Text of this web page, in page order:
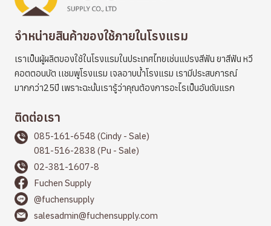
จำหน่ายสินค้าของใช้ภายในโรงแรม
เราเป็นผู้ผลิตของใช้ในโรงแรมในประเทศไทยเช่นแปรงสีฟัน ยาสีฟัน หวี
คอตตอนบัต เเชมพูโรงแรม เจลอาบน้ำโรงแรม เรามีประสบการณ์
มากกว่า25ปี เพราะฉะนั้นเรารู้ว่าคุณต้องการอะไรเป็นอันดับแรก
ติดต่อเรา
085-161-6548 (Cindy - Sale)
081-516-2838 (Pu - Sale)
02-381-1607-8
Fuchen Supply
@fuchensupply
salesadmin@fuchensupply.com